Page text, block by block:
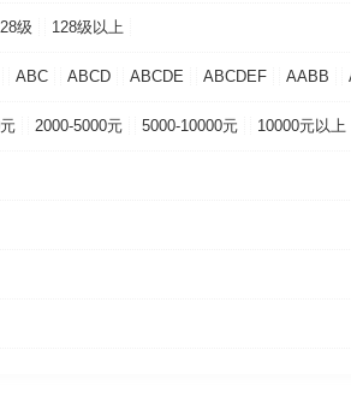
级 128级以上
ABC ABCD ABCDE ABCDEF AABB
2000-5000元 5000-10000元 10000元以上